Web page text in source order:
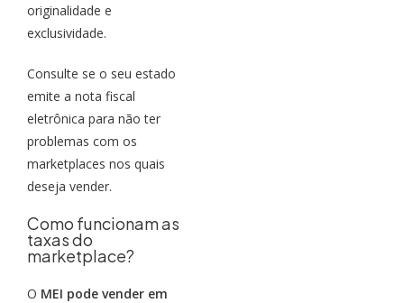
originalidade e
exclusividade.
Consulte se o seu estado
emite a nota fiscal
eletrônica para não ter
problemas com os
marketplaces nos quais
deseja vender.
Como funcionam as
taxas do
marketplace?
O MEI pode vender em